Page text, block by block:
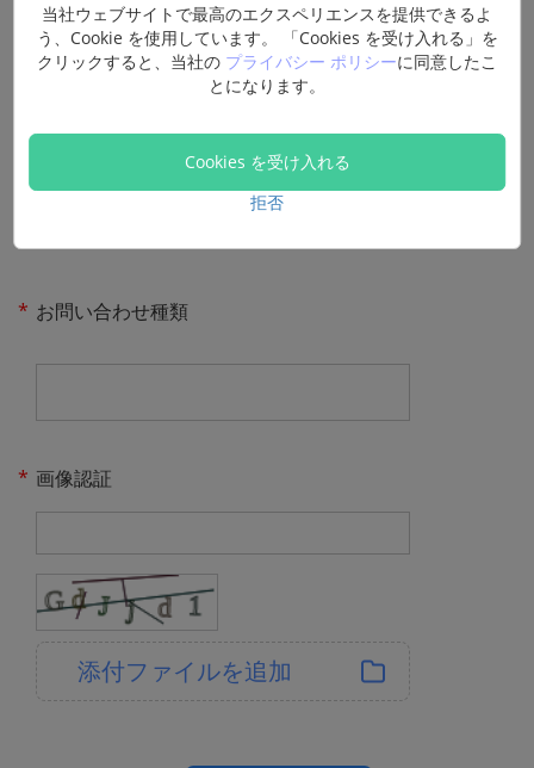
詳細内容
* お問い合わせ種類
* 画像認証
添付ファイルを追加
当社ウェブサイトで最高のエクスペリエンスを提供できるよ
う、Cookie を使用しています。 「Cookies を受け入れる」を
クリックすると、当社の プライバシー ポリシーに同意したこ
とになります。
Cookies を受け入れる
拒否